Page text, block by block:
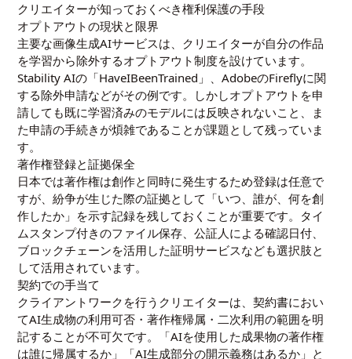
クリエイターが知っておくべき権利保護の手段
オプトアウトの現状と限界
主要な画像生成AIサービスは、クリエイターが自分の作品
を学習から除外するオプトアウト制度を設けています。
Stability AIの「HaveIBeenTrained」、AdobeのFireflyに関
する除外申請などがその例です。しかしオプトアウトを申
請しても既に学習済みのモデルには反映されないこと、ま
た申請の手続きが煩雑であることが課題として残っていま
す。
著作権登録と証拠保全
日本では著作権は創作と同時に発生するため登録は任意で
すが、紛争が生じた際の証拠として「いつ、誰が、何を創
作したか」を示す記録を残しておくことが重要です。タイ
ムスタンプ付きのファイル保存、公証人による確認日付、
ブロックチェーンを活用した証明サービスなども選択肢と
して活用されています。
契約での手当て
クライアントワークを行うクリエイターは、契約書におい
てAI生成物の利用可否・著作権帰属・二次利用の範囲を明
記することが不可欠です。「AIを使用した成果物の著作権
は誰に帰属するか」「AI生成部分の開示義務はあるか」と